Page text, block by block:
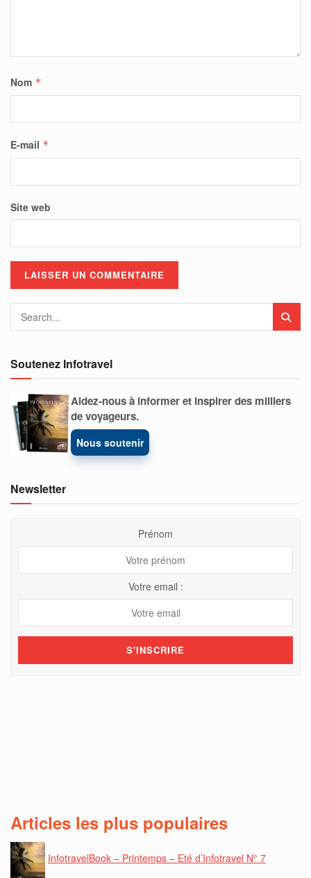
Nom *
E-mail *
Site web
Soutenez Infotravel
Aidez-nous à informer et inspirer des milliers
de voyageurs.
Nous soutenir
Newsletter
Prénom
Votre email :
Articles les plus populaires
InfotravelBook – Printemps – Eté d’Infotravel N° 7